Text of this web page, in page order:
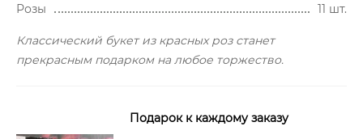
Розы
11 шт.
Классический букет из красных роз станет
прекрасным подарком на любое торжество.
Подарок к каждому заказу